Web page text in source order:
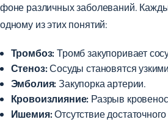
фоне различных заболеваний.
одному из этих понятий:
Тромбоз:Тромб закупоривает
Стеноз:Сосуды становятся
Эмболия:Закупорка артерии.
Кровоизлияние: Разрыв
Ишемия:Отсутствие